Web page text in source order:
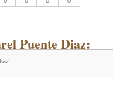
Puente Diaz: